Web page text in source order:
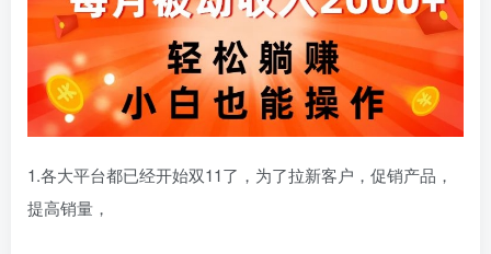
1.各大平台都已经开始双11了，为了拉新客户，促销产品，
提高销量，